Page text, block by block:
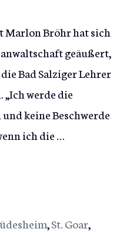
Bröhr hat sich
geäußert,
Bad Salziger Lehrer
werde die
keine Beschwerde
ich die …
,St. Goar,